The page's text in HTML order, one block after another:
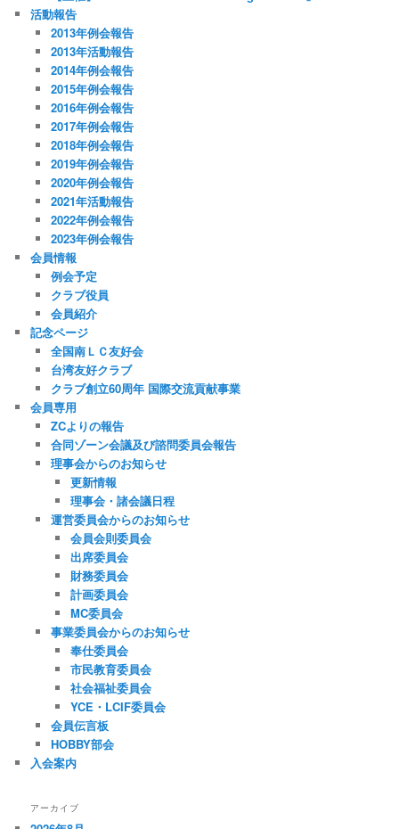
活動報告
2013年例会報告
2013年活動報告
2014年例会報告
2015年例会報告
2016年例会報告
2017年例会報告
2018年例会報告
2019年例会報告
2020年例会報告
2021年活動報告
2022年例会報告
2023年例会報告
会員情報
例会予定
クラブ役員
会員紹介
記念ページ
全国南ＬＣ友好会
台湾友好クラブ
クラブ創立60周年 国際交流貢献事業
会員専用
ZCよりの報告
合同ゾーン会議及び諮問委員会報告
理事会からのお知らせ
更新情報
理事会・諸会議日程
運営委員会からのお知らせ
会員会則委員会
出席委員会
財務委員会
計画委員会
MC委員会
事業委員会からのお知らせ
奉仕委員会
市民教育委員会
社会福祉委員会
YCE・LCIF委員会
会員伝言板
HOBBY部会
入会案内
アーカイブ